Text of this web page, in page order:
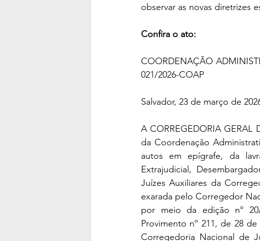
observar as novas diretrizes
Confira o ato:
COORDENAÇÃO
021/2026-COAP
Salvador, 23 de março de
A CORREGEDORIA
da Coordenação
autos em epígrafe, da
Extrajudicial,
Juízes Auxiliares da
exarada pelo Corregedor
por meio da edição nº
Provimento nº 211, de 28
Corregedoria Nacional de